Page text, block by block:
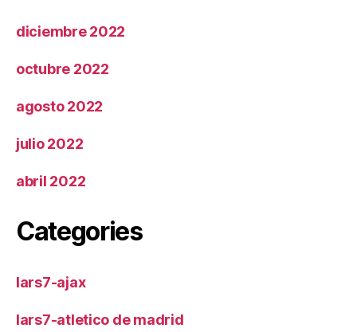
diciembre 2022
octubre 2022
agosto 2022
julio 2022
abril 2022
Categories
lars7-ajax
lars7-atletico de madrid